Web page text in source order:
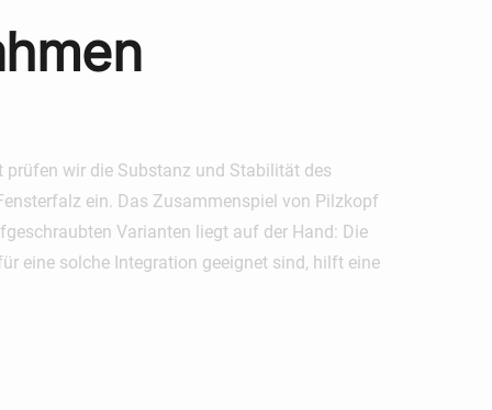
wir die Substanz und Stabilität des
ein. Das Zusammenspiel von Pilzkopf
Varianten liegt auf der Hand: Die
eine solche Integration geeignet sind, hilft eine